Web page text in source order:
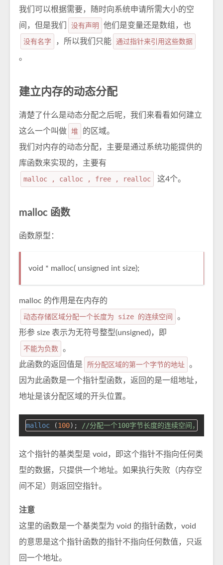
我们可以根据需要，随时向系统申请所需大小的空
间，但是我们
没有声明
他们是变量还是数组，也
没有名字
，所以我们只能 通过指针来引用这些数据
。
建立内存的动态分配
清楚了什么是动态分配之后呢，我们来看看如何建立
这么一个叫做 堆
的区域。
我们对内存的动态分配，主要是通过系统功能提供的
库函数来实现的，主要有
malloc , calloc , free , realloc
这4个。
malloc 函数
函数原型：
void * malloc( unsigned int size);
malloc 的作用是在内存的
动态存储区域分配一个长度为 size 的连续空间
。
形参 size 表示为无符号整型(unsigned)，即
不能为负数 。
此函数的返回值是
所分配区域的第一个字节的地址 。
因为此函数是一个指针型函数，返回的是一组地址，
地址是该分配区域的开头位置。
malloc (100); //分配一个100字节长度的连续空间，函数值
这个指针的基类型是 void，即这个指针不指向任何类
型的数据，只提供一个地址。如果执行失败（内存空
间不足）则返回空指针。
注意
这里的函数是一个基类型为 void 的指针函数，void
的意思是这个指针函数的指针不指向任何数值，只返
回一个地址。